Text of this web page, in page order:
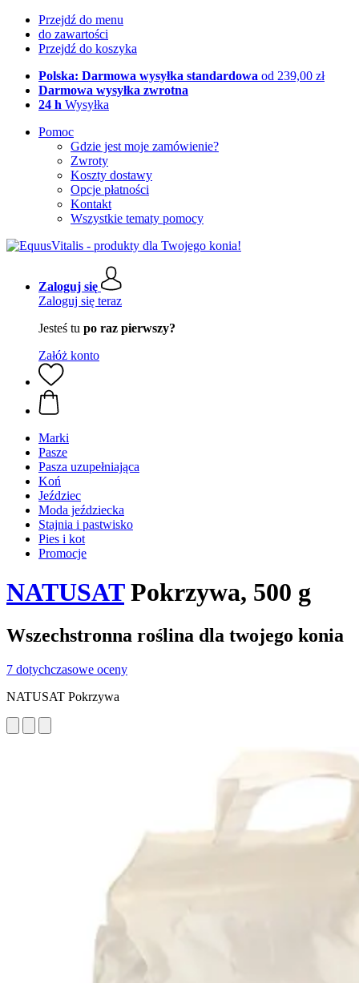
Przejdź do menu
do zawartości
Przejdź do koszyka
Polska: Darmowa wysyłka standardowa od 239,00 zł
Darmowa wysyłka zwrotna
24 h Wysyłka
Pomoc
Gdzie jest moje zamówienie?
Zwroty
Koszty dostawy
Opcje płatności
Kontakt
Wszystkie tematy pomocy
Zaloguj się
Zaloguj się teraz
Jesteś tu po raz pierwszy?
Załóż konto
Marki
Pasze
Pasza uzupełniająca
Koń
Jeździec
Moda jeździecka
Stajnia i pastwisko
Pies i kot
Promocje
NATUSATPokrzywa, 500 g
Wszechstronna roślina dla twojego konia
7 dotychczasowe oceny
NATUSAT Pokrzywa